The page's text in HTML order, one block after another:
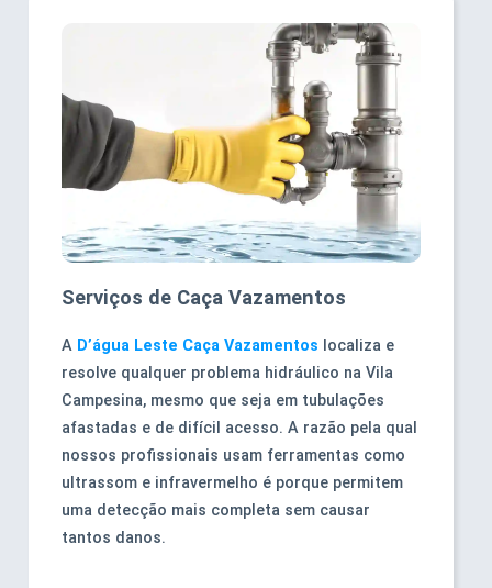
Serviços de Caça Vazamentos
A D’água Leste Caça Vazamentos localiza e
resolve qualquer problema hidráulico na Vila
Campesina, mesmo que seja em tubulações
afastadas e de difícil acesso. A razão pela qual
nossos profissionais usam ferramentas como
ultrassom e infravermelho é porque permitem
uma detecção mais completa sem causar
tantos danos.